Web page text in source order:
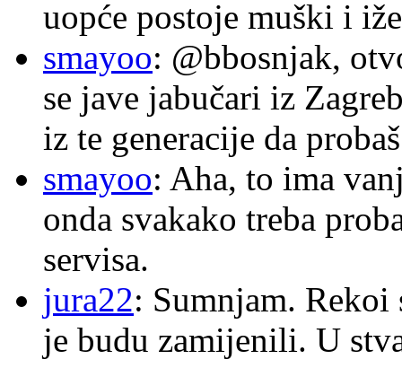
uopće postoje muški i
smayoo: @bbosnjak,
se jave jabučari iz
iz te generacije da
smayoo: Aha, to ima
onda svakako treba
servisa.
jura22: Sumnjam. Rekoi
je budu zamijenili. U